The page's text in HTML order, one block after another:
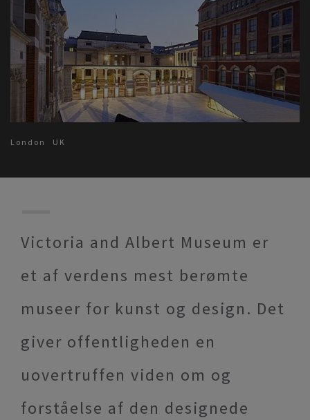
London UK
Victoria and Albert Museum er
et af verdens mest berømte
museer for kunst og design. Det
giver offentligheden en
uovertruffen viden om og
forståelse af den designede